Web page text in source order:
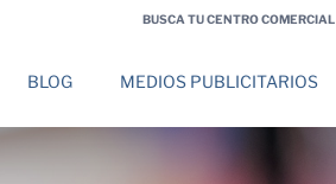
BUSCA TU CENTRO COMERCIAL
BLOG MEDIOS PUBLICITARIOS